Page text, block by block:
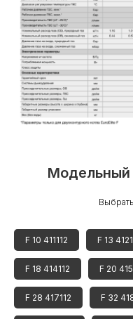
Модельный
F 10 411112 F 13
F 18 414112 F 20
F 28 417112 F 32